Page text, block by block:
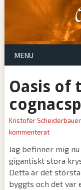
MENU
Oasis of
Kristofer Scheiderbauer
kommenterat
Jag befinner mig
gigantiskt stora
Detta är det
byggts och det var